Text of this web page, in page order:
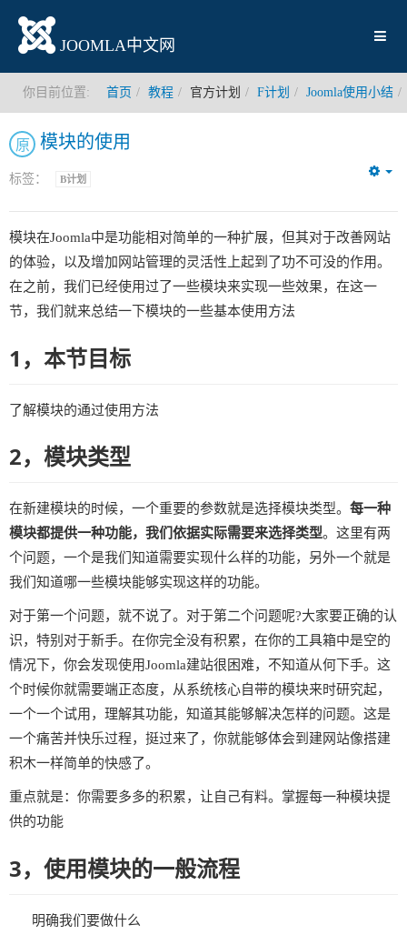
JOOMLA中文网
你目前位置: 首页 教程 官方计划 F计划 Joomla使用小结
模块的使用
原
标签： B计划
模块在Joomla中是功能相对简单的一种扩展，但其对于改善网站
的体验，以及增加网站管理的灵活性上起到了功不可没的作用。
在之前，我们已经使用过了一些模块来实现一些效果，在这一
节，我们就来总结一下模块的一些基本使用方法
1，本节目标
了解模块的通过使用方法
2，模块类型
在新建模块的时候，一个重要的参数就是选择模块类型。 每一种
模块都提供一种功能，我们依据实际需要来选择类型。这里有两
个问题，一个是我们知道需要实现什么样的功能，另外一个就是
我们知道哪一些模块能够实现这样的功能。
对于第一个问题，就不说了。对于第二个问题呢?大家要正确的认
识，特别对于新手。在你完全没有积累，在你的工具箱中是空的
情况下，你会发现使用Joomla建站很困难，不知道从何下手。这
个时候你就需要端正态度，从系统核心自带的模块来时研究起，
一个一个试用，理解其功能，知道其能够解决怎样的问题。这是
一个痛苦并快乐过程，挺过来了，你就能够体会到建网站像搭建
积木一样简单的快感了。
重点就是：你需要多多的积累，让自己有料。掌握每一种模块提
供的功能
3，使用模块的一般流程
明确我们要做什么